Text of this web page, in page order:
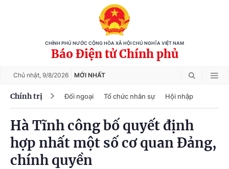
CHÍNH PHỦ NƯỚC CỘNG HÒA XÃ HỘI CHỦ NGHĨA VIỆT NAM
Báo Điện tử Chính phủ
Chủ nhật, 9/8/2026 MỚI NHẤT
Chính trị Đối ngoại Tổ chức nhân sự Hội nhập
Hà Tĩnh công bố quyết định
hợp nhất một số cơ quan Đảng,
chính quyền